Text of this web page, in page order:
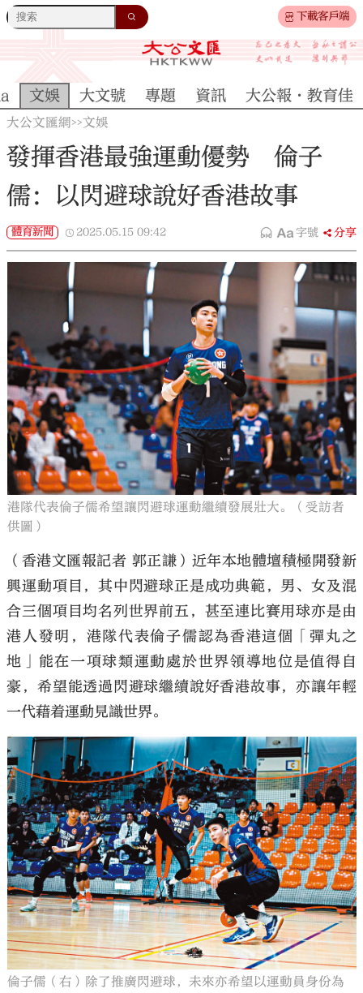
下載客戶端
大公文匯
文娛 大文號 專題 資訊 大公報·教育佳
大公文匯網>>文娛
發揮香港最強運動優勢 倫子
儒：以閃避球說好香港故事
體育新聞 2025.05.15 09:42 字號 分享
港隊代表倫子儒希望讓閃避球運動繼續發展壯大。（受訪者
供圖）
（香港文匯報記者 郭正謙）近年本地體壇積極開發新
興運動項目，其中閃避球正是成功典範，男、女及混
合三個項目均名列世界前五，甚至連比賽用球亦是由
港人發明，港隊代表倫子儒認為香港這個「彈丸之
地」能在一項球類運動處於世界領導地位是值得自
豪，希望能透過閃避球繼續說好香港故事，亦讓年輕
一代藉着運動見識世界。
倫子儒（右）除了推廣閃避球，未來亦希望以運動員身份為